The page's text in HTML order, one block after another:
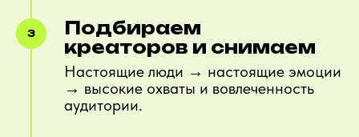
Подбираем
креаторов и снимаем
Настоящие люди → настоящие эмоции
→ высокие охваты и вовлеченность
аудитории.